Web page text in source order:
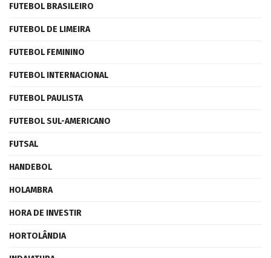
FUTEBOL BRASILEIRO
FUTEBOL DE LIMEIRA
FUTEBOL FEMININO
FUTEBOL INTERNACIONAL
FUTEBOL PAULISTA
FUTEBOL SUL-AMERICANO
FUTSAL
HANDEBOL
HOLAMBRA
HORA DE INVESTIR
HORTOLÂNDIA